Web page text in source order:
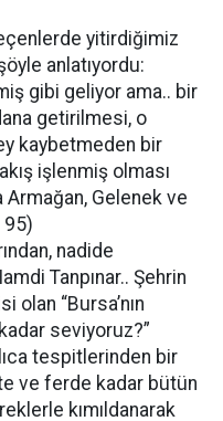
yitirdiğimiz
anlatıyordu:
gibi geliyor ama.. bir
getirilmesi, o
kaybetmeden bir
işlenmiş olması
Gelenek ve
95)
nadide
Tanpınar.. Şehrin
olan “Bursa’nın
seviyoruz?”
tespitlerinden bir
ve ferde kadar bütün
kımıldanarak